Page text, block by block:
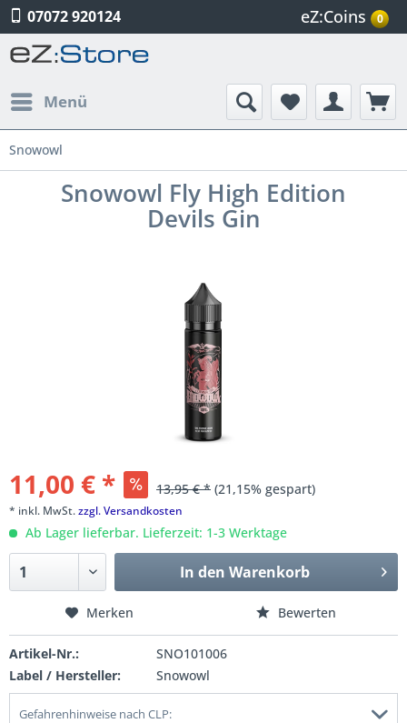
07072 920124 eZ:Coins 0
Menü
Snowowl
Snowowl Fly High Edition
Devils Gin
11,00 € * 13,95 € * (21,15% gespart)
* inkl. MwSt.zzgl. Versandkosten
Ab Lager lieferbar. Lieferzeit: 1-3 Werktage
In den Warenkorb
Merken Bewerten
Artikel-Nr.:
SNO101006
Label / Hersteller:
Snowowl
Gefahrenhinweise nach CLP: